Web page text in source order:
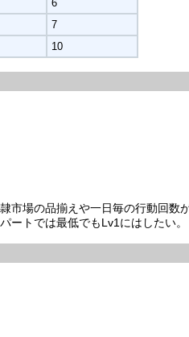
6
7
10
市場の品揃えや一日毎の行動回数
ートでは最低でもLv1にはしたい。